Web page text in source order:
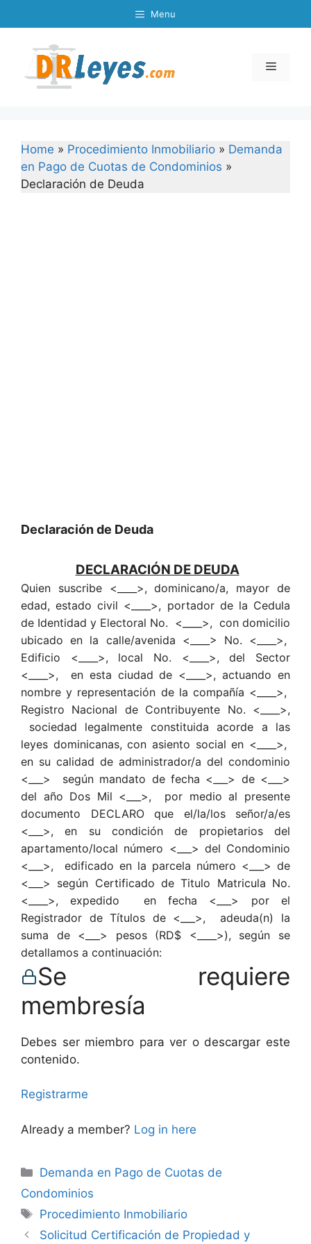
to
Menu
Menu
Home » Procedimiento Inmobiliario » Demanda
en Pago de Cuotas de Condominios »
Declaración de Deuda
Declaración de Deuda
DECLARACIÓN DE DEUDA
Quien suscribe <____>, dominicano/a, mayor de
edad, estado civil <____>, portador de la Cedula
de Identidad y Electoral No. <____>, con domicilio
ubicado en la calle/avenida <____> No. <____>,
Edificio <____>, local No. <____>, del Sector
<____>, en esta ciudad de <____>, actuando en
nombre y representación de la compañía <____>,
Registro Nacional de Contribuyente No. <____>,
sociedad legalmente constituida acorde a las
leyes dominicanas, con asiento social en <____>,
en su calidad de administrador/a del condominio
<___> según mandato de fecha <___> de <___>
del año Dos Mil <___>, por medio al presente
documento DECLARO que el/la/los señor/a/es
<___>, en su condición de propietarios del
apartamento/local número <___> del Condominio
<___>, edificado en la parcela número <___> de
<___> según Certificado de Titulo Matricula No.
<____>, expedido en fecha <___> por el
Registrador de Títulos de <___>, adeuda(n) la
suma de <___> pesos (RD$ <____>), según se
detallamos a continuación:
Se requiere
membresía
Debes ser miembro para ver o descargar este
contenido.
Registrarme
Already a member? Log in here
Categories
Demanda en Pago de Cuotas de
Condominios
Tags
Procedimiento Inmobiliario
Solicitud Certificación de Propiedad y